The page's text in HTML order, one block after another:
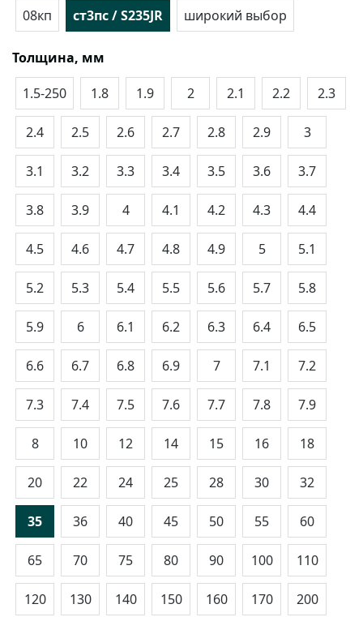
08кп
ст3пс / S235JR широкий выбор
Толщина, мм
1.5-250
1.8 1.9 2 2.1 2.2 2.3
2.4 2.5 2.6 2.7 2.8 2.9 3
3.1 3.2 3.3 3.4 3.5 3.6 3.7
3.8 3.9 4 4.1 4.2 4.3 4.4
4.5 4.6 4.7 4.8 4.9 5 5.1
5.2 5.3 5.4 5.5 5.6 5.7 5.8
5.9 6 6.1 6.2 6.3 6.4 6.5
6.6 6.7 6.8 6.9 7 7.1 7.2
7.3 7.4 7.5 7.6 7.7 7.8 7.9
8 10 12 14 15 16 18
20 22 24 25 28 30 32
35 36 40 45 50 55 60
65 70 75 80 90 100 110
120 130 140 150 160 170 200